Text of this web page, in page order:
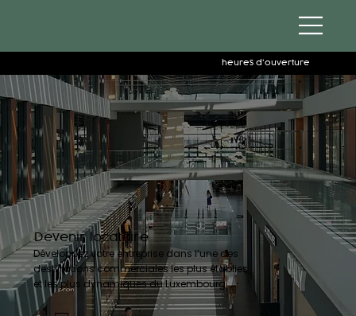
heures d'ouverture
Devenir locataire
Développez votre entreprise dans l’une des
destinations commerciales les plus établies
et les plus dynamiques du Luxembourg.